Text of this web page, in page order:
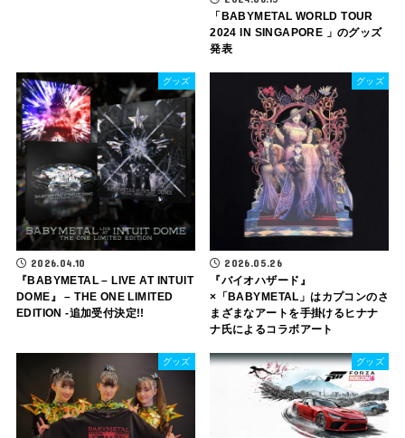
「BABYMETAL WORLD TOUR
2024 IN SINGAPORE 」のグッズ
発表
グッズ
2026.04.10
『BABYMETAL – LIVE AT INTUIT
DOME』 – THE ONE LIMITED
EDITION -追加受付決定!!
グッズ
2026.05.26
『バイオハザード』
×「BABYMETAL」はカプコンのさ
まざまなアートを手掛けるヒナナ
ナ氏によるコラボアート
グッズ グッズ